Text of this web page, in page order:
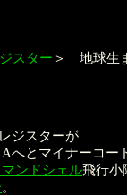
スター ＞ 地球生
ジスターが
へとマイナーコー
マンドシェル飛行小
。